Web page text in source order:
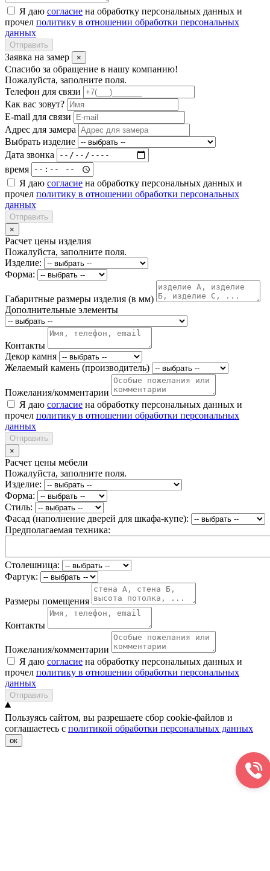
Я даю согласие на обработку персональных данных и
прочел политику в отношении обработки персональных
данных
Отправить
Заявка на замер ×
Спасибо за обращение в нашу компанию!
Пожалуйста, заполните поля.
Телефон для связи
Как вас зовут?
E-mail для связи
Адрес для замера
Выбрать изделие
Дата звонка
время
Я даю согласие на обработку персональных данных и
прочел политику в отношении обработки персональных
данных
Отправить
×
Расчет цены изделия
Пожалуйста, заполните поля.
Изделие:
Форма:
Габаритные размеры изделия (в мм)
Дополнительные элементы
Контакты
Декор камня
Желаемый камень (производитель)
Пожелания/комментарии
Я даю согласие на обработку персональных данных и
прочел политику в отношении обработки персональных
данных
Отправить
×
Расчет цены мебели
Пожалуйста, заполните поля.
Изделие:
Форма:
Стиль:
Фасад (наполнение дверей для шкафа-купе):
Предполагаемая техника:
Столешница:
Фартук:
Размеры помещения
Контакты
Пожелания/комментарии
Я даю согласие на обработку персональных данных и
прочел политику в отношении обработки персональных
данных
Отправить
Пользуясь сайтом, вы разрешаете сбор cookie-файлов и
соглашаетесь с политикой обработки персональных данных
ок